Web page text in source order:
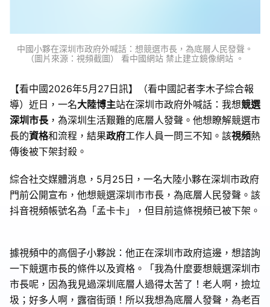
中國小夥在深圳市政府外喊話：想競選市長，為底層人民發聲。
（圖片來源：視頻截圖） 看中國網站 禁止建立鏡像網站 。
【看中國2026年5月27日訊】（看中國記者李木子綜合報
導）近日，一名大陸博主站在深圳市政府外喊話：我想競選
深圳市長 ，為深圳生活艱難的底層人發聲。他想瞭解競選市
長的資格和流程，結果政府工作人員一問三不知。該視頻熱
傳後被下架封殺。
綜合社交媒體消息，5月25日，一名大陸小夥在深圳市政府
門前公開宣布，他想競選深圳市市長，為底層人民發聲。該
抖音視頻帳號名為「孟卡卡」，但目前這條視頻已被下架。
據視頻中的高個子小夥說：他正在深圳市政府這邊，想諮詢
一下競選市長的條件以及資格。「我為什麼要想競選深圳市
市長呢，因為我見過深圳底層人過得太苦了！老人啊，撿垃
圾；好多人啊，露宿街頭！所以我想為底層人發聲，為老百